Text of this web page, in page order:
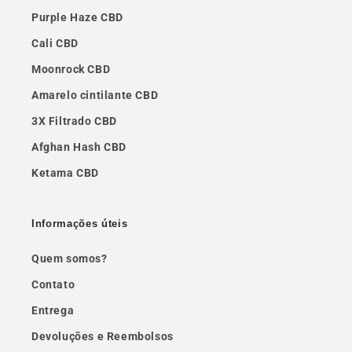
Purple Haze CBD
Cali CBD
Moonrock CBD
Amarelo cintilante CBD
3X Filtrado CBD
Afghan Hash CBD
Ketama CBD
Informações úteis
Quem somos?
Contato
Entrega
Devoluções e Reembolsos